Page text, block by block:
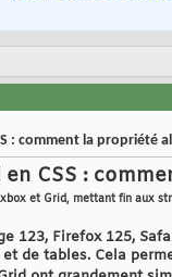
: comment la propriété
CSS :
et Grid, mettant fin aux
123, Firefox 125,
de tables. Cela